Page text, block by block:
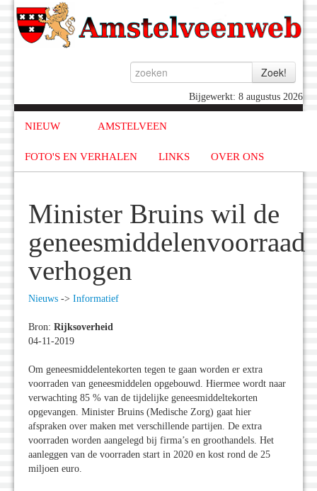
Bijgewerkt: 8 augustus 2026
NIEUW AMSTELVEEN
FOTO'S EN VERHALEN LINKS OVER ONS
Minister Bruins wil de
geneesmiddelenvoorraad
verhogen
Nieuws -> Informatief
Bron: Rijksoverheid
04-11-2019
Om geneesmiddelentekorten tegen te gaan worden er extra
voorraden van geneesmiddelen opgebouwd. Hiermee wordt naar
verwachting 85 % van de tijdelijke geneesmiddeltekorten
opgevangen. Minister Bruins (Medische Zorg) gaat hier
afspraken over maken met verschillende partijen. De extra
voorraden worden aangelegd bij firma’s en groothandels. Het
aanleggen van de voorraden start in 2020 en kost rond de 25
miljoen euro.